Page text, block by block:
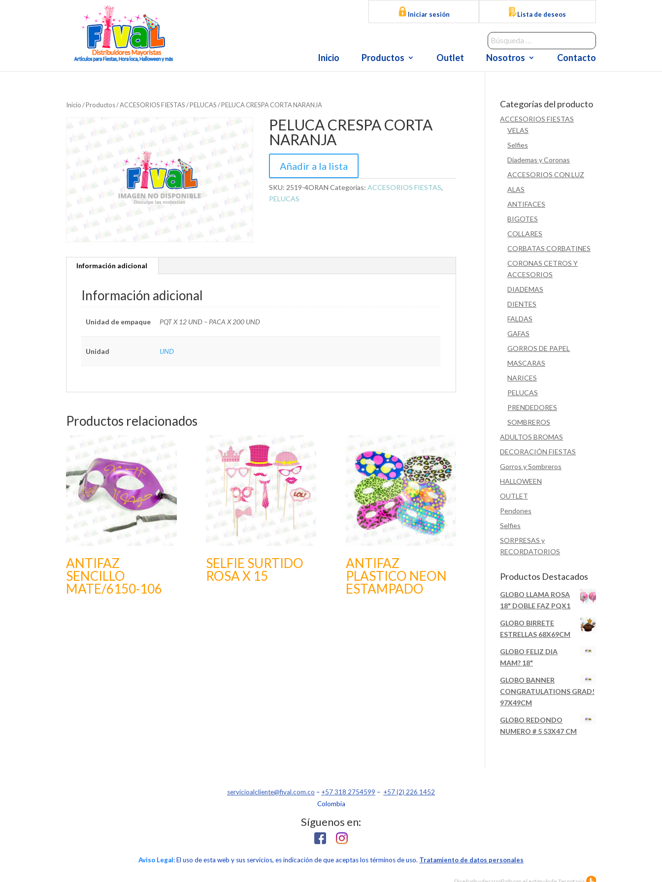
Iniciar sesión Lista de deseos
Inicio Productos Outlet Nosotros Contacto
Inicio/Productos/ACCESORIOS FIESTAS/PELUCAS/ PELUCA CRESPA CORTA NARANJA
PELUCA CRESPA CORTA
NARANJA
Añadir a la lista
SKU: 2519-4ORAN Categorías:ACCESORIOS FIESTAS,
PELUCAS
Información adicional
Información adicional
Unidad de empaque PQT X 12 UND – PACA X 200 UND
Unidad UND
Productos relacionados
ANTIFAZ
SENCILLO
MATE/6150-106
SELFIE SURTIDO
ROSA X 15
ANTIFAZ
PLASTICO NEON
ESTAMPADO
Categorías del producto
ACCESORIOS FIESTAS
VELAS
Selfies
Diademas y Coronas
ACCESORIOS CON LUZ
ALAS
ANTIFACES
BIGOTES
COLLARES
CORBATAS CORBATINES
CORONAS CETROS Y
ACCESORIOS
DIADEMAS
DIENTES
FALDAS
GAFAS
GORROS DE PAPEL
MASCARAS
NARICES
PELUCAS
PRENDEDORES
SOMBREROS
ADULTOS BROMAS
DECORACIÓN FIESTAS
Gorros y Sombreros
HALLOWEEN
OUTLET
Pendones
Selfies
SORPRESAS y
RECORDATORIOS
Productos Destacados
GLOBO LLAMA ROSA
18" DOBLE FAZ PQX1
GLOBO BIRRETE
ESTRELLAS 68X69CM
GLOBO FELIZ DIA
MAM? 18"
GLOBO BANNER
CONGRATULATIONS GRAD!
97X49CM
GLOBO REDONDO
NUMERO # 5 53X47 CM
servicioalcliente@fival.com.co – +57 318 2754599 – +57 (2) 226 1452
Colombia
Síguenos en:
Aviso Legal: El uso de esta web y sus servicios, es indicación de que aceptas los términos de uso. Tratamiento de datos personales